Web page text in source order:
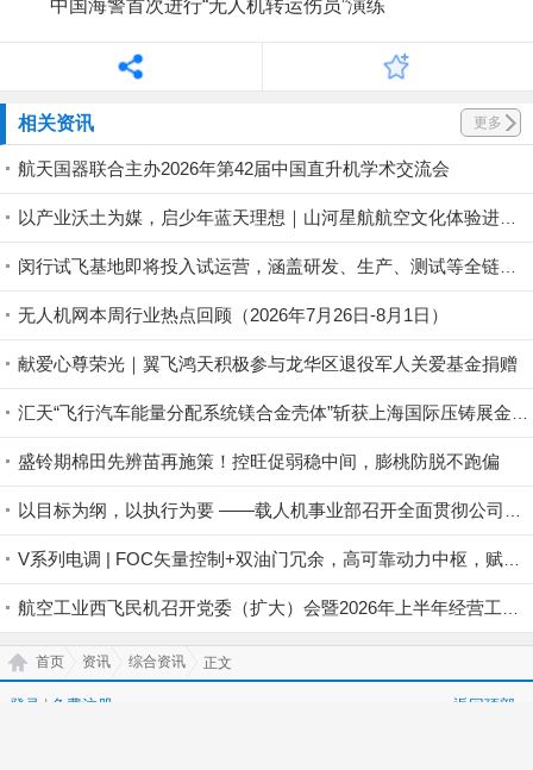
为进一步深化双方战略合作，推动低空经济产业落地见
项考察交流。双方围绕低空经济产业布局、场景应用落地、
资源优势互补等核心议题深入洽谈，凝聚合作共识，明确后
化战略合作，共拓低空经济新蓝海
10 中国海警首次进行“无人机转运伤员”演练